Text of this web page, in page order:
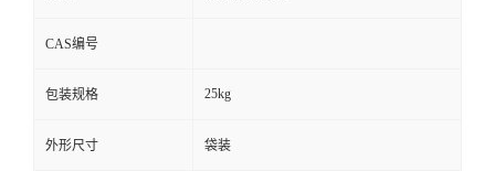
CAS编号
包装规格 25kg
外形尺寸 袋装